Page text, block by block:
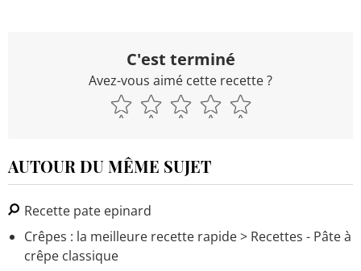
C'est terminé
Avez-vous aimé cette recette ?
AUTOUR DU MÊME SUJET
Recette pate epinard
Crêpes : la meilleure recette rapide> Recettes - Pâte à
crêpe classique